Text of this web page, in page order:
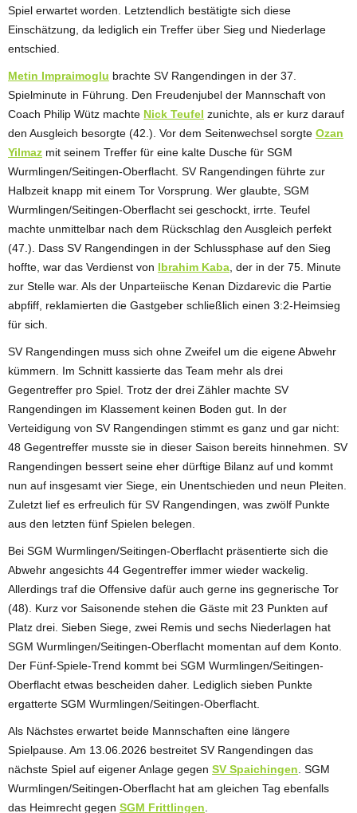
Spiel erwartet worden. Letztendlich bestätigte sich diese
Einschätzung, da lediglich ein Treffer über Sieg und Niederlage
entschied.
Metin Impraimoglu brachte SV Rangendingen in der 37.
Spielminute in Führung. Den Freudenjubel der Mannschaft von
Coach Philip Wütz machte Nick Teufel zunichte, als er kurz darauf
den Ausgleich besorgte (42.). Vor dem Seitenwechsel sorgte Ozan
Yilmaz mit seinem Treffer für eine kalte Dusche für SGM
Wurmlingen/Seitingen-Oberflacht. SV Rangendingen führte zur
Halbzeit knapp mit einem Tor Vorsprung. Wer glaubte, SGM
Wurmlingen/Seitingen-Oberflacht sei geschockt, irrte. Teufel
machte unmittelbar nach dem Rückschlag den Ausgleich perfekt
(47.). Dass SV Rangendingen in der Schlussphase auf den Sieg
hoffte, war das Verdienst von Ibrahim Kaba , der in der 75. Minute
zur Stelle war. Als der Unparteiische Kenan Dizdarevic die Partie
abpfiff, reklamierten die Gastgeber schließlich einen 3:2-Heimsieg
für sich.
SV Rangendingen muss sich ohne Zweifel um die eigene Abwehr
kümmern. Im Schnitt kassierte das Team mehr als drei
Gegentreffer pro Spiel. Trotz der drei Zähler machte SV
Rangendingen im Klassement keinen Boden gut. In der
Verteidigung von SV Rangendingen stimmt es ganz und gar nicht:
48 Gegentreffer musste sie in dieser Saison bereits hinnehmen. SV
Rangendingen bessert seine eher dürftige Bilanz auf und kommt
nun auf insgesamt vier Siege, ein Unentschieden und neun Pleiten.
Zuletzt lief es erfreulich für SV Rangendingen, was zwölf Punkte
aus den letzten fünf Spielen belegen.
Bei SGM Wurmlingen/Seitingen-Oberflacht präsentierte sich die
Abwehr angesichts 44 Gegentreffer immer wieder wackelig.
Allerdings traf die Offensive dafür auch gerne ins gegnerische Tor
(48). Kurz vor Saisonende stehen die Gäste mit 23 Punkten auf
Platz drei. Sieben Siege, zwei Remis und sechs Niederlagen hat
SGM Wurmlingen/Seitingen-Oberflacht momentan auf dem Konto.
Der Fünf-Spiele-Trend kommt bei SGM Wurmlingen/Seitingen-
Oberflacht etwas bescheiden daher. Lediglich sieben Punkte
ergatterte SGM Wurmlingen/Seitingen-Oberflacht.
Als Nächstes erwartet beide Mannschaften eine längere
Spielpause. Am 13.06.2026 bestreitet SV Rangendingen das
nächste Spiel auf eigener Anlage gegen SV Spaichingen . SGM
Wurmlingen/Seitingen-Oberflacht hat am gleichen Tag ebenfalls
das Heimrecht gegen SGM Frittlingen